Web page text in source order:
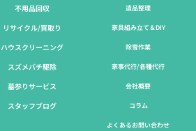
不用品回収
リサイクル/買取り
ハウスクリーニング
スズメバチ駆除
墓参りサービス
スタッフブログ
遺品整理
家具組み立て＆DIY
除雪作業
家事代行/各種代行
会社概要
コラム
よくあるお問い合わせ